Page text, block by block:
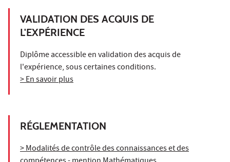
VALIDATION DES ACQUIS DE
L'EXPÉRIENCE
Diplôme accessible en validation des acquis de
l'expérience, sous certaines conditions.
> En savoir plus
RÉGLEMENTATION
> Modalités de contrôle des connaissances et des